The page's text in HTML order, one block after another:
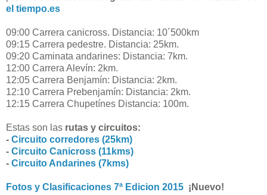
el tiempo.es
09:00 Carrera canicross. Distancia: 10´500km
09:15 Carrera pedestre. Distancia: 25km.
09:20 Caminata andarines: Distancia: 7km.
12:00 Carrera Alevín: 2km.
12:05 Carrera Benjamín: Distancia: 2km.
12:10 Carrera Prebenjamín: Distancia: 2km.
12:15 Carrera Chupetínes Distancia: 100m.
Estas son las rutas y circuitos:
- Circuito corredores (25km)
- Circuito Canicross (11kms)
- Circuito Andarines (7kms)
Fotos y Clasificaciones 7ª Edicion 2015 ¡Nuevo!